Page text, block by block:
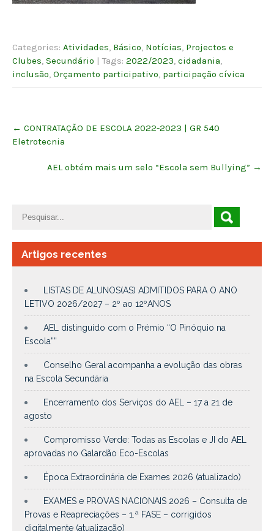
Categories: Atividades, Básico, Notícias, Projectos e
Clubes, Secundário | Tags: 2022/2023, cidadania,
inclusão, Orçamento participativo, participação cívica
navigation
← CONTRATAÇÃO DE ESCOLA 2022-2023 | GR 540
Eletrotecnia
AEL obtém mais um selo “Escola sem Bullying” →
Artigos recentes
LISTAS DE ALUNOS(AS) ADMITIDOS PARA O ANO
LETIVO 2026/2027 – 2º ao 12ºANOS
AEL distinguido com o Prémio “O Pinóquio na
Escola””
Conselho Geral acompanha a evolução das obras
na Escola Secundária
Encerramento dos Serviços do AEL – 17 a 21 de
agosto
Compromisso Verde: Todas as Escolas e JI do AEL
aprovadas no Galardão Eco-Escolas
Época Extraordinária de Exames 2026 (atualizado)
EXAMES e PROVAS NACIONAIS 2026 – Consulta de
Provas e Reapreciações – 1.ª FASE – corrigidos
digitalmente (atualização)